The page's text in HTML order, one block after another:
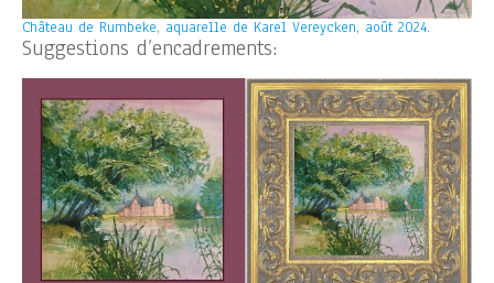
Château de Rumbeke, aquarelle de Karel Vereycken, août 2024.
Suggestions d’encadrements: